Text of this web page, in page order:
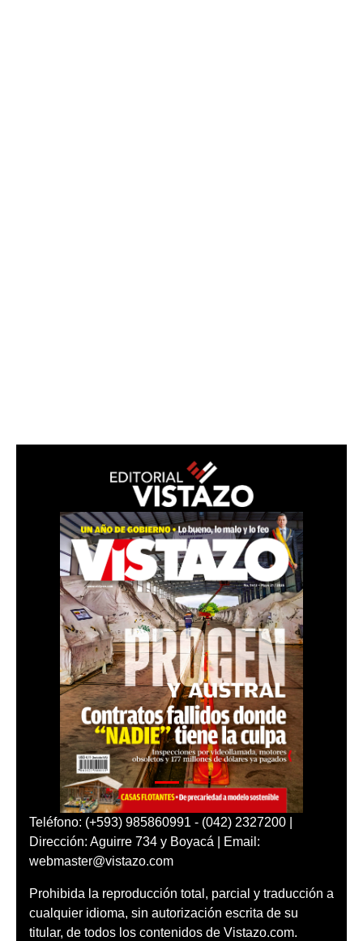
Teléfono: (+593) 985860991 - (042) 2327200 |
Dirección: Aguirre 734 y Boyacá | Email:
webmaster@vistazo.com
Prohibida la reproducción total, parcial y traducción a
cualquier idioma, sin autorización escrita de su
titular, de todos los contenidos de Vistazo.com.